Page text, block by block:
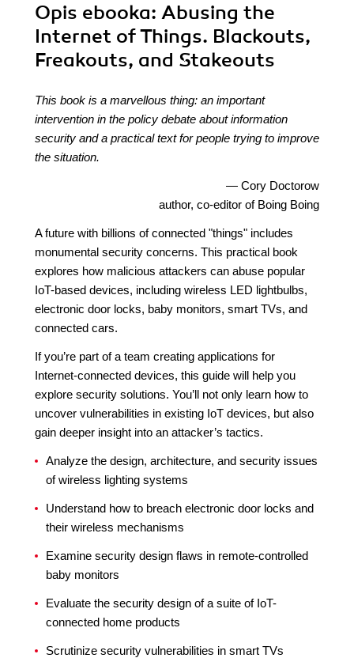
Opis ebooka: Abusing the
Internet of Things. Blackouts,
Freakouts, and Stakeouts
This book is a marvellous thing: an important
intervention in the policy debate about information
security and a practical text for people trying to improve
the situation.
— Cory Doctorow
author, co-editor of Boing Boing
A future with billions of connected "things" includes
monumental security concerns. This practical book
explores how malicious attackers can abuse popular
IoT-based devices, including wireless LED lightbulbs,
electronic door locks, baby monitors, smart TVs, and
connected cars.
If you’re part of a team creating applications for
Internet-connected devices, this guide will help you
explore security solutions. You’ll not only learn how to
uncover vulnerabilities in existing IoT devices, but also
gain deeper insight into an attacker’s tactics.
Analyze the design, architecture, and security issues
of wireless lighting systems
Understand how to breach electronic door locks and
their wireless mechanisms
Examine security design flaws in remote-controlled
baby monitors
Evaluate the security design of a suite of IoT-
connected home products
Scrutinize security vulnerabilities in smart TVs